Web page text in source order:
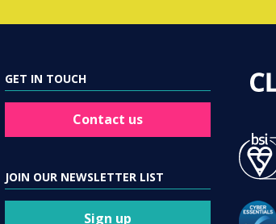
GET IN TOUCH
Contact us
JOIN OUR NEWSLETTER LIST
Sign up